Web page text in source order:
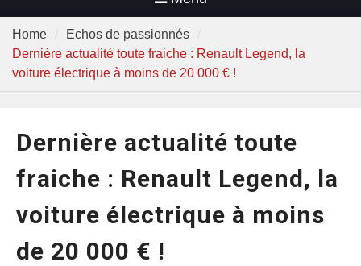
Home
Echos de passionnés
Dernière actualité toute fraiche : Renault Legend, la
voiture électrique à moins de 20 000 € !
Dernière actualité toute
fraiche : Renault Legend, la
voiture électrique à moins
de 20 000 € !